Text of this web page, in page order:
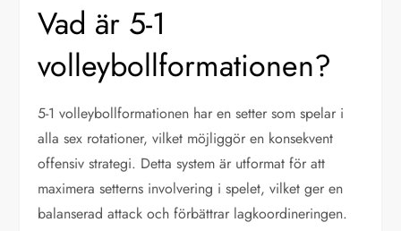
Vad är 5-1
volleybollformationen?
5-1 volleybollformationen har en setter som spelar i
alla sex rotationer, vilket möjliggör en konsekvent
offensiv strategi. Detta system är utformat för att
maximera setterns involvering i spelet, vilket ger en
balanserad attack och förbättrar lagkoordineringen.